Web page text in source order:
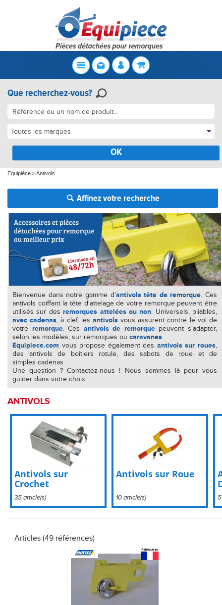
Que recherchez-vous?
Toutes les marques
OK
Equipièce >Antivols
Affinez votre recherche
Bienvenue dans notre gamme d'antivols tête de remorque. Ces
antivols coiffant la tête d'attelage de votre remorque peuvent être
utilisés sur desremorques attelées ou non. Universels, pliables,
avec cadenas, à clef, les antivolsvous assurent contre le vol de
votre remorque. Ces antivols de remorquepeuvent s'adapter,
selon les modèles, sur remorques ou caravanes.
Equipiece.com vous propose également des antivols sur roues,
des antivols de boîtiers rotule, des sabots de roue et de
simples cadenas.
Une question ? Contactez-nous ! Nous sommes là pour vous
guider dans votre choix.
ANTIVOLS
Antivols sur
Crochet
35 article(s)
Antivols sur Roue
10 article(s)
Articles (49 références)